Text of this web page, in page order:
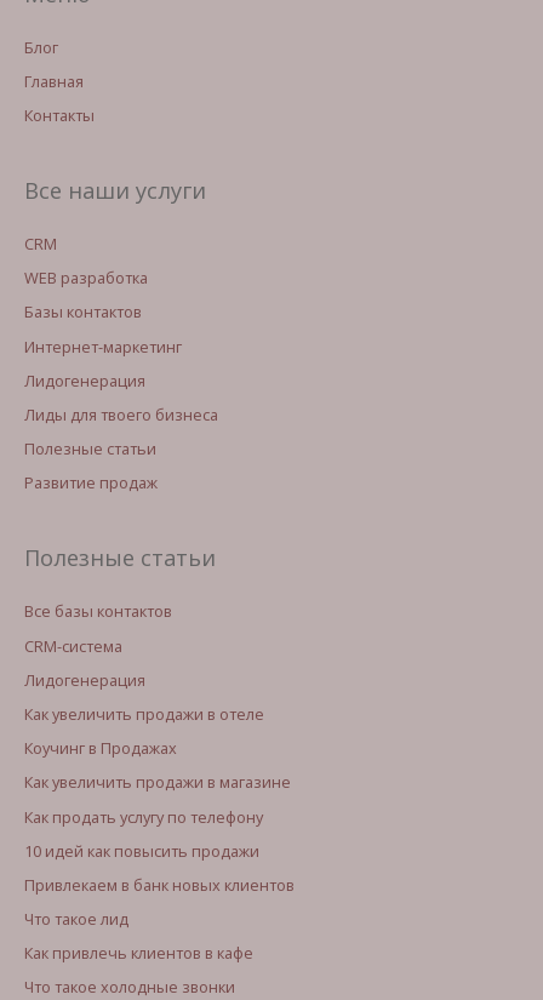
Блог
Главная
Контакты
Все наши услуги
CRM
WEB разработка
Базы контактов
Интернет-маркетинг
Лидогенерация
Лиды для твоего бизнеса
Полезные статьи
Развитие продаж
Полезные статьи
Все базы контактов
CRM-система
Лидогенерация
Как увеличить продажи в отеле
Коучинг в Продажах
Как увеличить продажи в магазине
Как продать услугу по телефону
10 идей как повысить продажи
Привлекаем в банк новых клиентов
Что такое лид
Как привлечь клиентов в кафе
Что такое холодные звонки